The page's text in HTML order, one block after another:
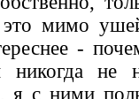
это мимо
-
никогда не
с ними